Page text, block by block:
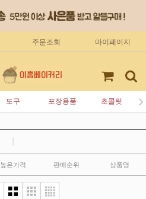
주문조회 마이페이지
도구 포장용품 초콜릿
높은가격 판매순위 상품명